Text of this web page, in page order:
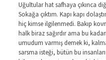
Uğultular hat safhaya çıkınca
Sokağa çıktım. Kapı kapı
hiç kimse ilgilenmedi. Bakıp
halk biraz sağırdır ama bu
umudum varmış demek ki,
sarsma isteği, bütün bu